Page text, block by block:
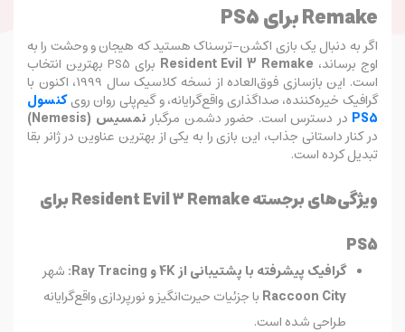
Remake برای PS5
اگر به دنبال یک بازی اکشن-ترسناک هستید که هیجان و وحشت را به
اوج برساند، Resident Evil 3 Remake
برای PS5 بهترین انتخاب
است. این بازسازی فوق‌العاده از نسخه کلاسیک سال 1999، اکنون با
گرافیک خیره‌کننده، صداگذاری واقع‌گرایانه، و گیم‌پلی روان رویکنسول
PS5 در دسترس است. حضور دشمن مرگبار نمسیس (Nemesis)
در کنار داستانی جذاب، این بازی را به یکی از بهترین عناوین در ژانر بقا
تبدیل کرده است.
ویژگی‌های برجسته Resident Evil 3 Remake برای
PS5
گرافیک پیشرفته با پشتیبانی از 4K و Ray Tracing:
شهر
Raccoon City با جزئیات حیرت‌انگیز و نورپردازی واقع‌گرایانه
طراحی شده است.